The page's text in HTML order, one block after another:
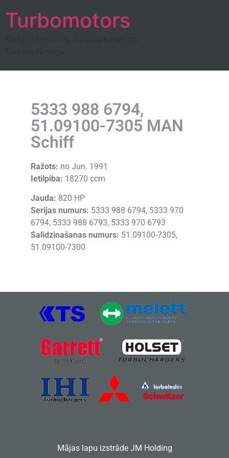
Turbomotors
5333 988 6794,
51.09100-7305 MAN
Schiff
Ražots: no Jun. 1991
Ietilpiba: 18270 ccm
Jauda: 820 HP
Serijas numurs: 5333 988 6794, 5333 970
6794, 5333 988 6793, 5333 970 6793
Salidzinašanas numurs: 51.09100-7305,
51.09100-7300
Mājas lapu izstrādeJM Holding